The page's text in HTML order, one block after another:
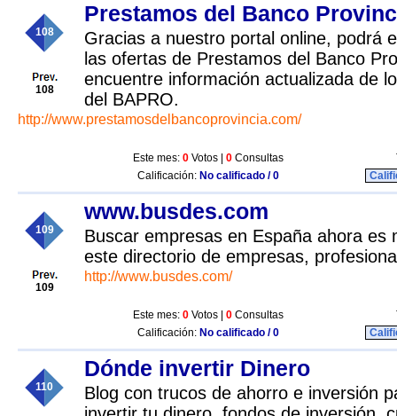
108
108
Prestamos del Banco
Gracias a nuestro portal online, podrá
las ofertas de Prestamos del Banco
encuentre información actualizada de
del BAPRO.
http://www.prestamosdelbancoprovincia.com/
Este mes: 0 Votos | 0 Consultas
Calificación: No calificado / 0
109
109
www.busdes.com
Buscar empresas en España ahora es
este directorio de empresas,
http://www.busdes.com/
Este mes: 0 Votos | 0 Consultas
Calificación: No calificado / 0
110
Dónde invertir Dinero
Blog con trucos de ahorro e inversión